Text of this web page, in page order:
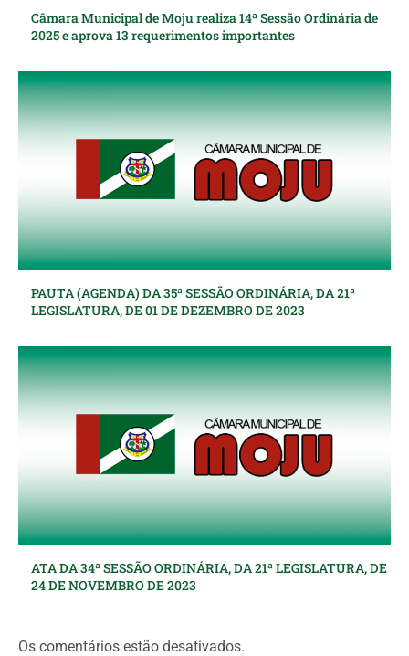
Câmara Municipal de Moju realiza 14ª Sessão Ordinária de
2025 e aprova 13 requerimentos importantes
PAUTA (AGENDA) DA 35ª SESSÃO ORDINÁRIA, DA 21ª
LEGISLATURA, DE 01 DE DEZEMBRO DE 2023
ATA DA 34ª SESSÃO ORDINÁRIA, DA 21ª LEGISLATURA, DE
24 DE NOVEMBRO DE 2023
Os comentários estão desativados.